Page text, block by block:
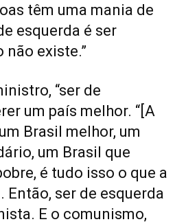
têm uma mania de
esquerda é ser
não existe.”
“ser de
um país melhor. “[A
Brasil melhor, um
um Brasil que
é tudo isso o que a
Então, ser de esquerda
E o comunismo,